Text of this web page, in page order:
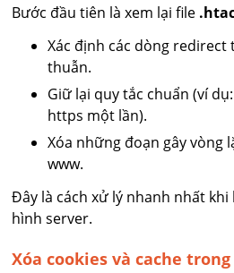
Bước đầu tiên là xem lại file
Xác định các dòng
thuẫn.
Giữ lại quy tắc chuẩn (ví
https một lần).
Xóa những đoạn gây vòng
www.
Đây là cách xử lý nhanh nhất
hình server.
Xóa cookies và cache